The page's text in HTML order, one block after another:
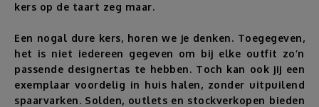
Eten & Drinken
Mode & Verzorging
Korting
kers op de taart zeg maar.
Een nogal dure kers, horen we je denken. Toegegeven,
het is niet iedereen gegeven om bij elke outfit zo’n
passende designertas te hebben. Toch kan ook jij een
exemplaar voordelig in huis halen, zonder uitpuilend
spaarvarken. Solden, outlets en stockverkopen bieden